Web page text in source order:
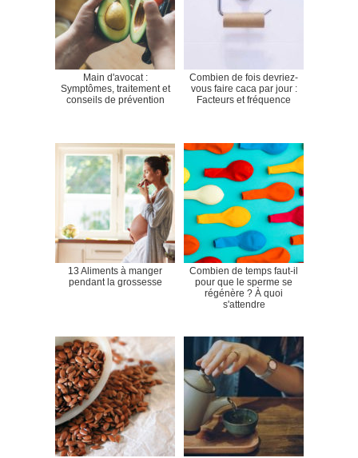
Main d'avocat :
Symptômes, traitement et
conseils de prévention
Combien de fois devriez-
vous faire caca par jour :
Facteurs et fréquence
13 Aliments à manger
pendant la grossesse
Combien de temps faut-il
pour que le sperme se
régénère ? À quoi
s'attendre